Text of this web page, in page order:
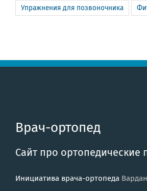
Упражнения для позвоночника
Врач-ортопед
Сайт про ортопедические
Инициатива врача-ортопеда